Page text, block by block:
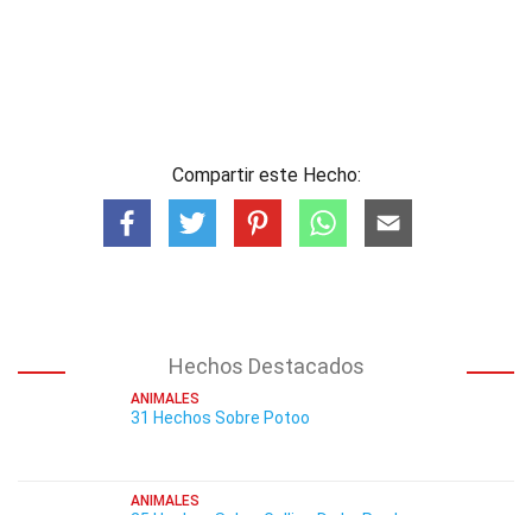
Compartir este Hecho:
Hechos Destacados
ANIMALES
31 Hechos Sobre Potoo
ANIMALES